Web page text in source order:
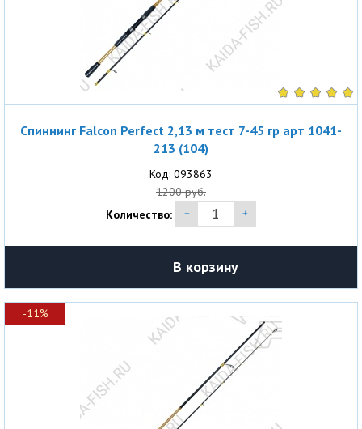
Спиннинг Falcon Perfect 2,13 м тест 7-45 гр арт 1041-
213 (104)
Код: 093863
1200 руб.
Количество:
В корзину
-11%